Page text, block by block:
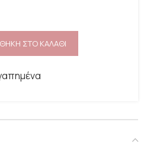
ΣΤΟ ΚΑΛΑΘΙ